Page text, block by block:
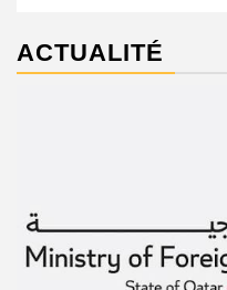
ACTUALITÉ